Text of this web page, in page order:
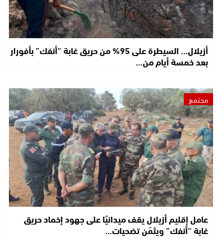
أزيلال… السيطرة على 95% من حريق غابة “أنفك” بأفورار
بعد خمسة أيام من…
مجتمع
عامل إقليم أزيلال يقف ميدانيًا على جهود إخماد حريق
غابة “أنفك” ويثمّن تضحيات…